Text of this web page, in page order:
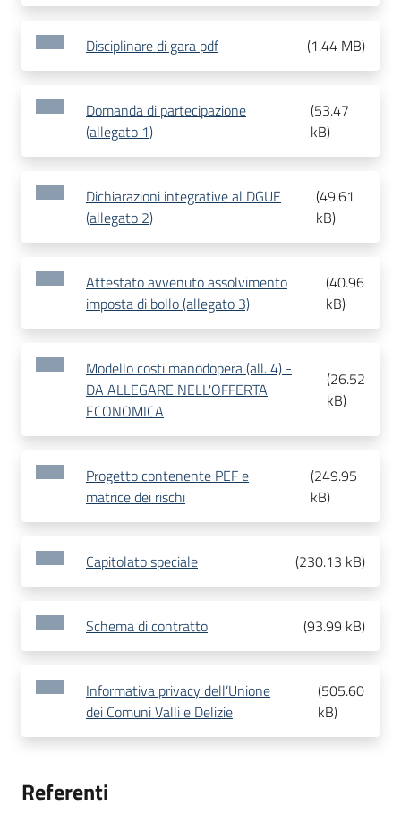
Disciplinare di gara pdf (1.44 MB)
Domanda di partecipazione
(allegato 1)
(53.47
kB)
Dichiarazioni integrative al DGUE
(allegato 2)
(49.61
kB)
Attestato avvenuto assolvimento
imposta di bollo (allegato 3)
(40.96
kB)
Modello costi manodopera (all. 4) -
DA ALLEGARE NELL'OFFERTA
ECONOMICA
(26.52
kB)
Progetto contenente PEF e
matrice dei rischi
(249.95
kB)
Capitolato speciale (230.13 kB)
Schema di contratto (93.99 kB)
Informativa privacy dell’Unione
dei Comuni Valli e Delizie
(505.60
kB)
Referenti